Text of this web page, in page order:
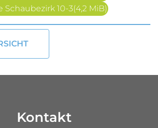
Schaubezirk 10-3(4,2 MiB)
Kontakt